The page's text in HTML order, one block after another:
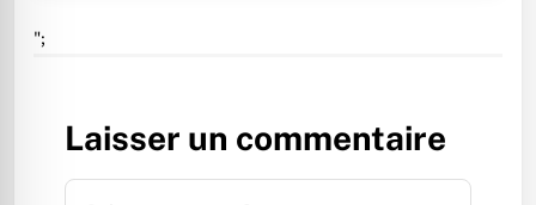
";
Laisser un commentaire
Commentaire